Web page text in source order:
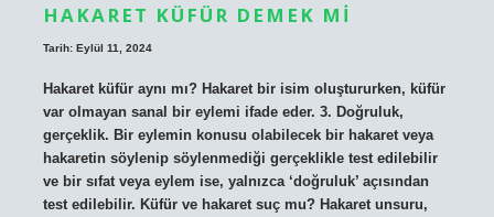
HAKARET KÜFÜR DEMEK MI
Tarih: Eylül 11, 2024
Hakaret küfür aynı mı? Hakaret bir isim oluştururken, küfür
var olmayan sanal bir eylemi ifade eder. 3. Doğruluk,
gerçeklik. Bir eylemin konusu olabilecek bir hakaret veya
hakaretin söylenip söylenmediği gerçeklikle test edilebilir
ve bir sıfat veya eylem ise, yalnızca ‘doğruluk’ açısından
test edilebilir. Küfür ve hakaret suç mu? Hakaret unsuru,